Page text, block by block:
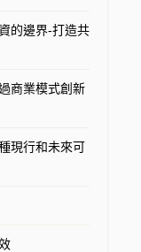
的邊界-打造共
商業模式創新
現行和未來可